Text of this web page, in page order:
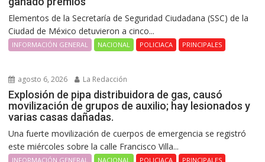
Elementos de la Secretaría de Seguridad Ciudadana (SSC) de la
Ciudad de México detuvieron a cinco...
INFORMACIÓN GENERAL NACIONAL POLICIACA PRINCIPALES
agosto 6, 2026 La Redacción
Explosión de pipa distribuidora de gas, causó
movilización de grupos de auxilio; hay lesionados y
varias casas dañadas.
Una fuerte movilización de cuerpos de emergencia se registró
este miércoles sobre la calle Francisco Villa...
INFORMACIÓN GENERAL NACIONAL POLICIACA PRINCIPALES